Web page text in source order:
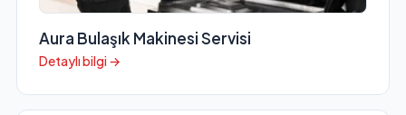
Aura Bulaşık Makinesi Servisi
Detaylı bilgi →